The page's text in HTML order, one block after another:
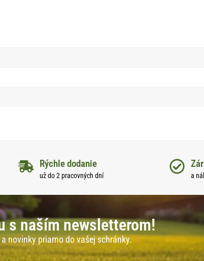
Rýchle dodanie
už do 2 pracovných dní a
s naším newsletterom!
novinky priamo do vašej schránky.